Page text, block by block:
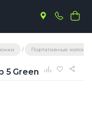
Портативные
5 Green